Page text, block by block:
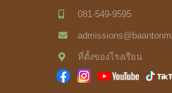
081-549-9595
ที่ตั้งของโรงเรียน